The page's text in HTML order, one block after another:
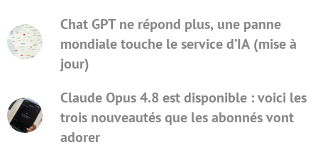
Chat GPT ne répond plus, une panne
mondiale touche le service d’IA (mise à
jour)
Claude Opus 4.8 est disponible : voici les
trois nouveautés que les abonnés vont
adorer